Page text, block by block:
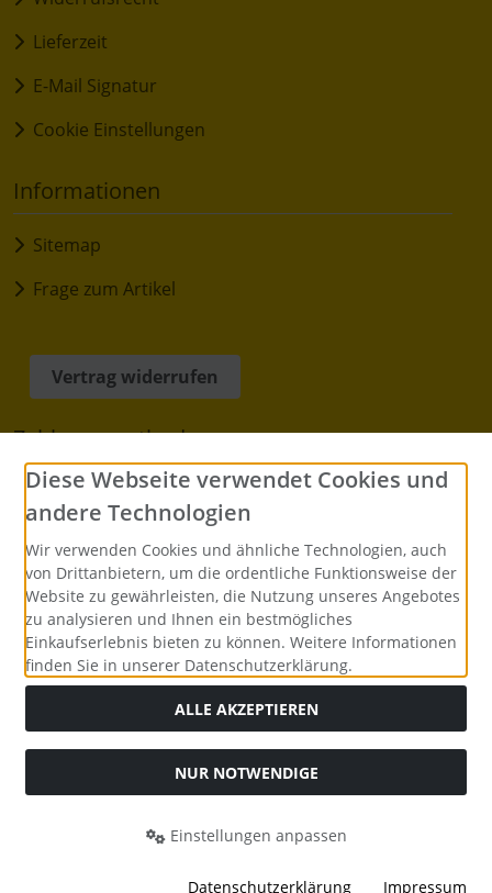
Lieferzeit
E-Mail Signatur
Cookie Einstellungen
Informationen
Sitemap
Frage zum Artikel
Vertrag widerrufen
Zahlungsmethoden
Barzahlung bei Abholung
Zahlung per PayPal
Zahlung per Rechnung
durchgestrichenen Preise entsprechen dem bisherigen Preis
Bürobedarf.
VEPOS - Luftpolsterumschläge Verpackungsmittel Bürobedarf
Diese Webseite verwendet Cookies und
andere Technologien
Wir verwenden Cookies und ähnliche Technologien, auch
von Drittanbietern, um die ordentliche Funktionsweise der
Website zu gewährleisten, die Nutzung unseres Angebotes
zu analysieren und Ihnen ein bestmögliches
Einkaufserlebnis bieten zu können. Weitere Informationen
finden Sie in unserer Datenschutzerklärung.
ALLE AKZEPTIEREN
NUR NOTWENDIGE
Einstellungen anpassen
Datenschutzerklärung Impressum